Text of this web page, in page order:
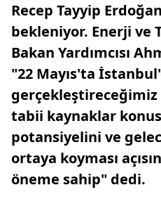
Recep Tayyip
bekleniyor. Enerji ve
Bakan Yardımcısı
"22 Mayıs'ta
tabii kaynaklar
potansiyelini ve
ortaya koyması
öneme sahip" dedi.